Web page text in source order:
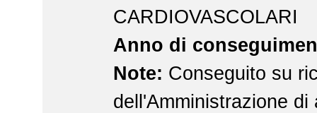
CARDIOVASCOLARI
Anno di
Note: Conseguito su
dell'Amministrazione di